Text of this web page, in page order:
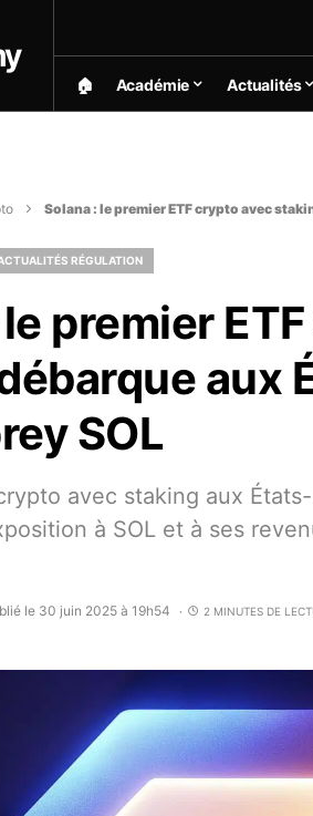
🏠︎ Académie Actualités
Solana : le premier ETF crypto avec
RÉGULATION
premier
aux
SOL
avec staking aux
à SOL et à ses
le 30 juin 2025 à 19h54 2 MINUTES DE